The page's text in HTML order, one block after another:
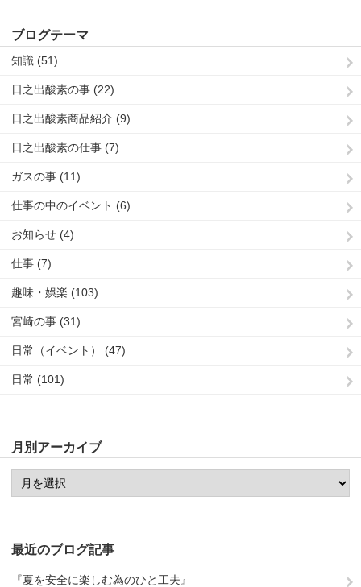
ブログテーマ
知識 (51)
日之出酸素の事 (22)
日之出酸素商品紹介 (9)
日之出酸素の仕事 (7)
ガスの事 (11)
仕事の中のイベント (6)
お知らせ (4)
仕事 (7)
趣味・娯楽 (103)
宮崎の事 (31)
日常（イベント） (47)
日常 (101)
月別アーカイブ
最近のブログ記事
『夏を安全に楽しむ為のひと工夫』